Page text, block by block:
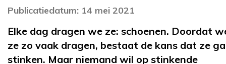
Publicatiedatum: 14 mei 2021
Elke dag dragen we ze: schoenen. Doordat
ze zo vaak dragen, bestaat de kans dat ze
stinken. Maar niemand wil op stinkende